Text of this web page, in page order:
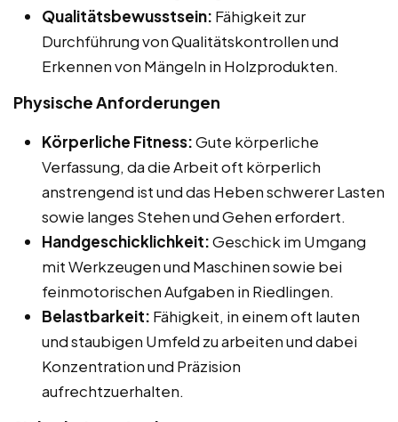
Qualitätsbewusstsein: Fähigkeit zur
Durchführung von Qualitätskontrollen und
Erkennen von Mängeln in Holzprodukten.
Physische Anforderungen
Körperliche Fitness:Gute körperliche
Verfassung, da die Arbeit oft körperlich
anstrengend ist und das Heben schwerer Lasten
sowie langes Stehen und Gehen erfordert.
Handgeschicklichkeit:Geschick im Umgang
mit Werkzeugen und Maschinen sowie bei
feinmotorischen Aufgaben in Riedlingen.
Belastbarkeit: Fähigkeit, in einem oft lauten
und staubigen Umfeld zu arbeiten und dabei
Konzentration und Präzision
aufrechtzuerhalten.